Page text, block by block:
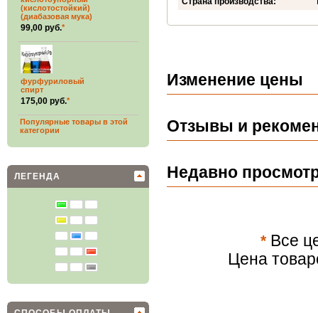
(кислотостойкий)
(диабазовая мука)
99,00 руб.*
фурфуриловый
спирт
175,00 руб.*
Популярные товары в этой
категории
ЛЕГЕНДА
Изменение цены
Отзывы и
Недавно
* Все
Цена